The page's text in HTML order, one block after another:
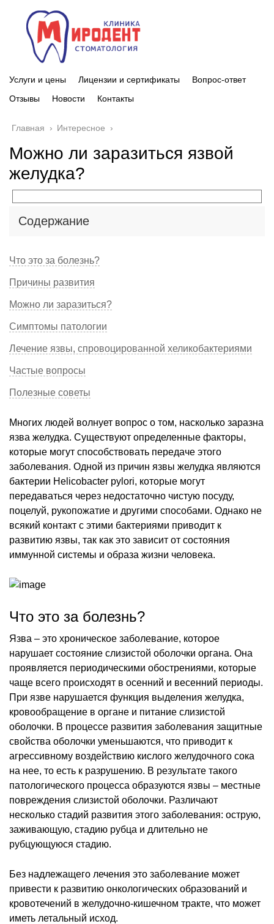
Услуги и цены Лицензии и сертификаты
Вопрос-ответ
Отзывы
Новости Контакты
Главная › Интересное ›
Можно ли заразиться язвой
желудка?
Содержание
Что это за болезнь?
Причины развития
Можно ли заразиться?
Симптомы патологии
Лечение язвы, спровоцированной хеликобактериями
Частые вопросы
Полезные советы
Многих людей волнует вопрос о том, насколько заразна
язва желудка. Существуют определенные факторы,
которые могут способствовать передаче этого
заболевания. Одной из причин язвы желудка являются
бактерии Helicobacter pylori, которые могут
передаваться через недостаточно чистую посуду,
поцелуй, рукопожатие и другими способами. Однако не
всякий контакт с этими бактериями приводит к
развитию язвы, так как это зависит от состояния
иммунной системы и образа жизни человека.
Что это за болезнь?
Язва – это хроническое заболевание, которое
нарушает состояние слизистой оболочки органа. Она
проявляется периодическими обострениями, которые
чаще всего происходят в осенний и весенний периоды.
При язве нарушается функция выделения желудка,
кровообращение в органе и питание слизистой
оболочки. В процессе развития заболевания защитные
свойства оболочки уменьшаются, что приводит к
агрессивному воздействию кислого желудочного сока
на нее, то есть к разрушению. В результате такого
патологического процесса образуются язвы – местные
повреждения слизистой оболочки. Различают
несколько стадий развития этого заболевания: острую,
заживающую, стадию рубца и длительно не
рубцующуюся стадию.
Без надлежащего лечения это заболевание может
привести к развитию онкологических образований и
кровотечений в желудочно-кишечном тракте, что может
иметь летальный исход.